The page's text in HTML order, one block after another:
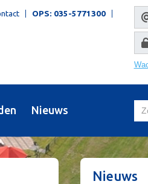
OPS: 035-5771300
Nieuws
Nieuws